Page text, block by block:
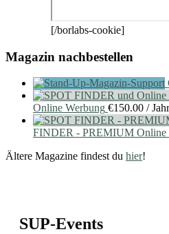
[/borlabs-cookie]
Magazin nachbestellen
Online Werbung €150.00 / Jahr
FINDER - PREMIUM Online
Ältere Magazine findest du hier!
SUP-Events